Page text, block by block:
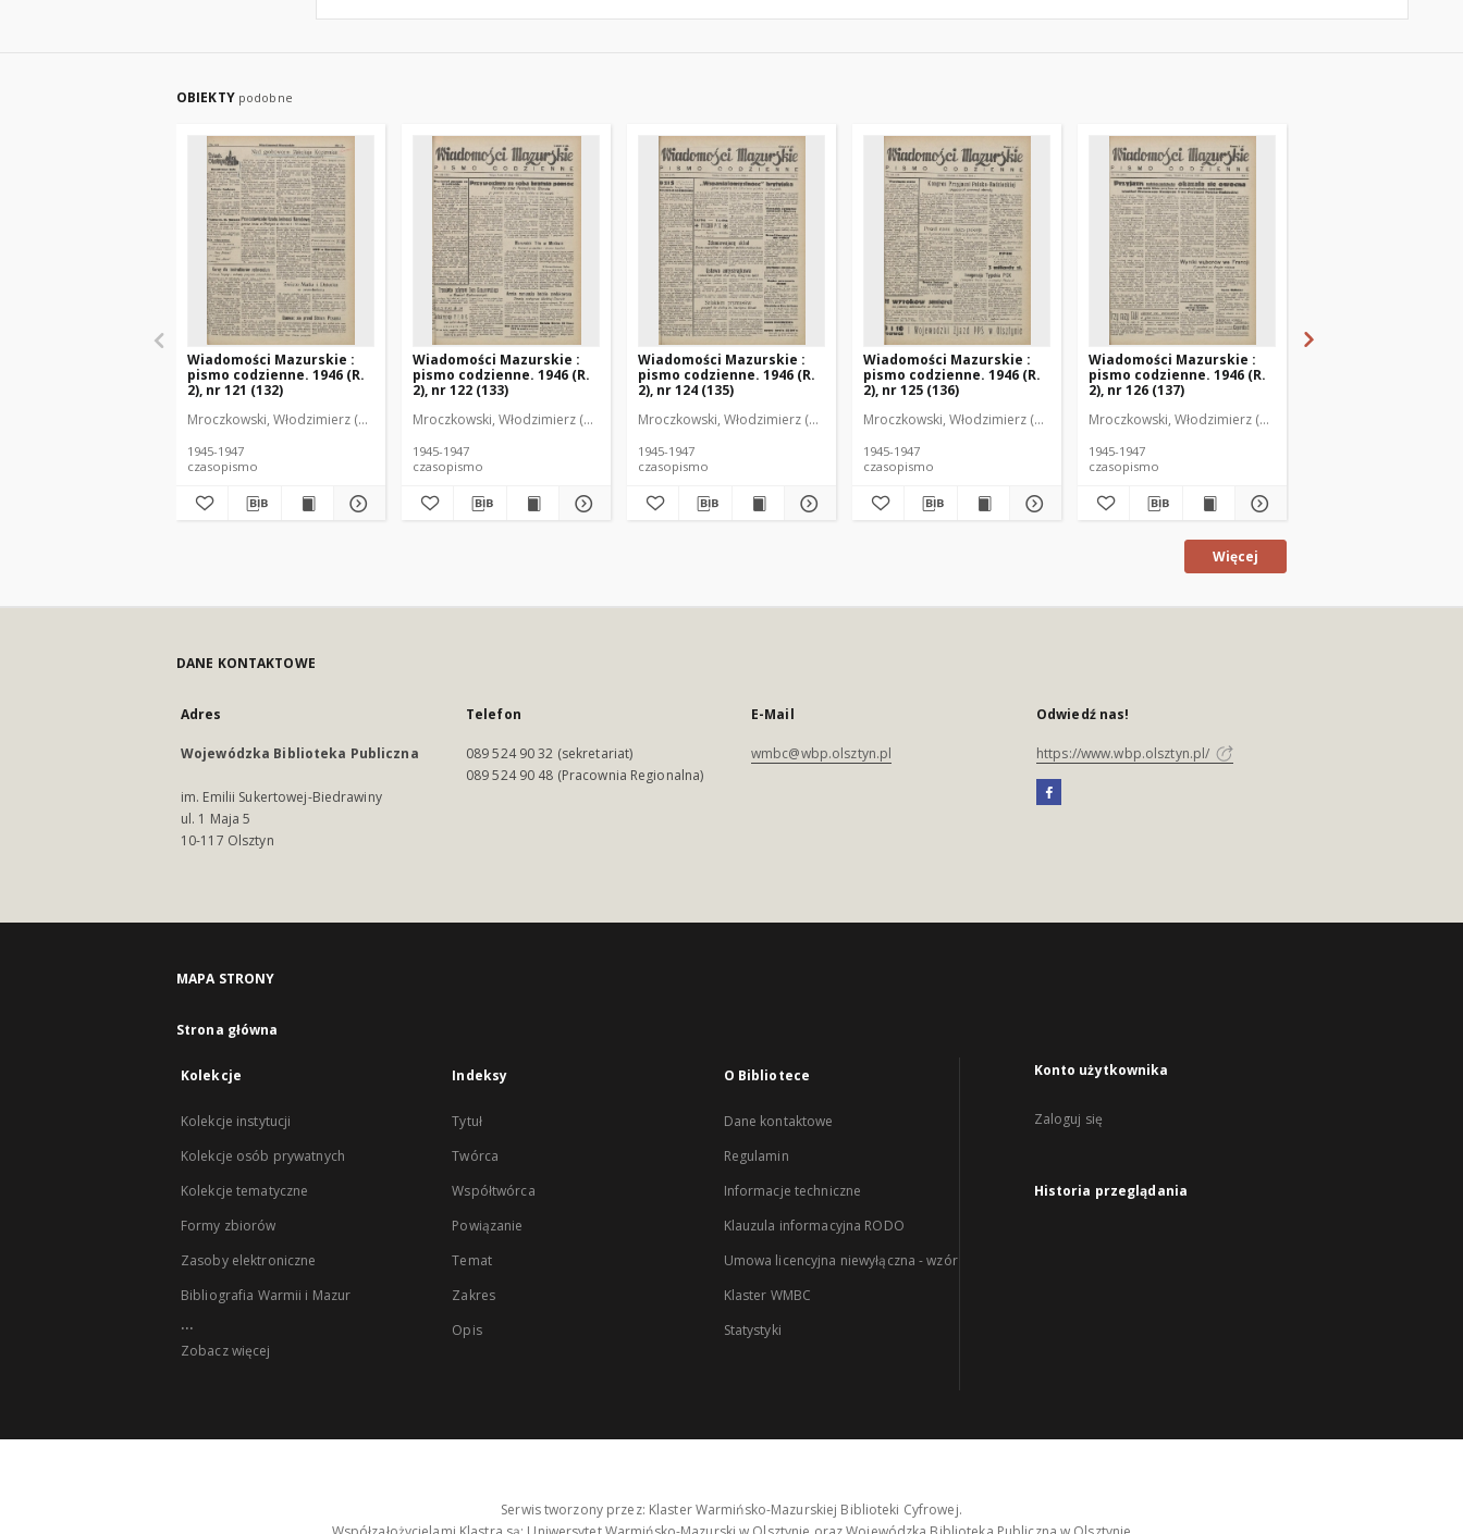
OBIEKTY podobne
Wiadomości Mazurskie :
pismo codzienne. 1946 (R.
2), nr 121 (132)
Mroczkowski, Włodzimierz (1902-1971). Redaktor
1945-1947
czasopismo
Wiadomości Mazurskie :
pismo codzienne. 1946 (R.
2), nr 122 (133)
Mroczkowski, Włodzimierz (1902-1971). Redaktor
1945-1947
czasopismo
Wiadomości Mazurskie :
pismo codzienne. 1946 (R.
2), nr 124 (135)
Mroczkowski, Włodzimierz (1902-1971). Redaktor
1945-1947
czasopismo
Wiadomości Mazurskie :
pismo codzienne. 1946 (R.
2), nr 125 (136)
Mroczkowski, Włodzimierz (1902-1971). Redaktor
1945-1947
czasopismo
Wiadomości Mazurskie :
pismo codzienne. 1946 (R.
2), nr 126 (137)
Mroczkowski, Włodzimierz (1902-1971). Redaktor
1945-1947
czasopismo
Więcej
DANE KONTAKTOWE
Adres
Wojewódzka Biblioteka Publiczna
im. Emilii Sukertowej-Biedrawiny
ul. 1 Maja 5
10-117 Olsztyn
Telefon
089 524 90 32 (sekretariat)
089 524 90 48 (Pracownia Regionalna)
E-Mail
wmbc@wbp.olsztyn.pl
Odwiedź nas!
https://www.wbp.olsztyn.pl/
MAPA STRONY
Strona główna
Kolekcje
Kolekcje instytucji
Kolekcje osób prywatnych
Kolekcje tematyczne
Formy zbiorów
Zasoby elektroniczne
Bibliografia Warmii i Mazur
...
Zobacz więcej
Indeksy
Tytuł
Twórca
Współtwórca
Powiązanie
Temat
Zakres
Opis
O Bibliotece
Dane kontaktowe
Regulamin
Informacje techniczne
Klauzula informacyjna RODO
Umowa licencyjna niewyłączna - wzór
Klaster WMBC
Statystyki
Konto użytkownika
Zaloguj się
Historia przeglądania
Serwis tworzony przez: Klaster Warmińsko-Mazurskiej Biblioteki Cyfrowej.